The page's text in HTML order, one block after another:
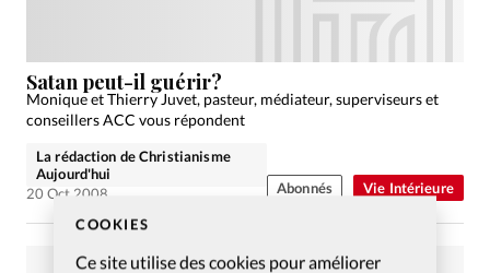
COOKIES
Ce site utilise des cookies pour améliorer
Vie Intérieure
Satan peut-il guérir?
Monique et Thierry Juvet, pasteur, médiateur, superviseurs et
conseillers ACC vous répondent
La rédaction de Christianisme
Aujourd'hui
20 Oct 2008
Abonnés